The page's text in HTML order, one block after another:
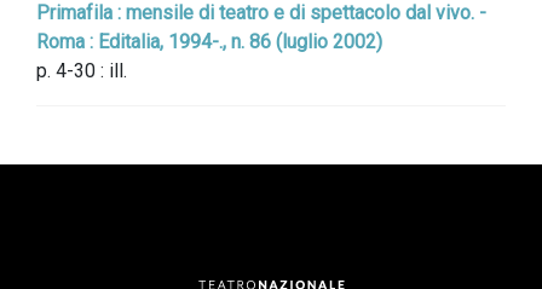
Primafila : mensile di teatro e di spettacolo dal vivo. -
Roma : Editalia, 1994-., n. 86 (luglio 2002)
p. 4-30 : ill.